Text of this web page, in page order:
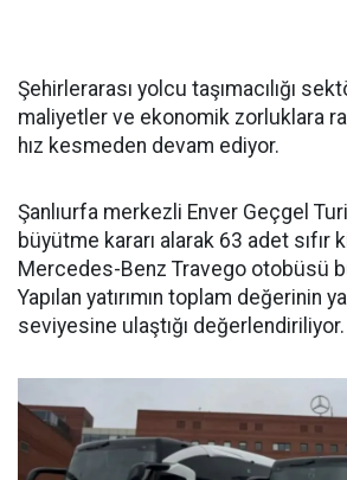
Şehirlerarası yolcu taşımacılığı
maliyetler ve ekonomik zorluklara
hız kesmeden devam ediyor.
Şanlıurfa merkezli Enver Geçgel
büyütme kararı alarak 63 adet sıfır
Mercedes-Benz Travego otobüsü
Yapılan yatırımın toplam değerinin
seviyesine ulaştığı değerlendiriliyor.